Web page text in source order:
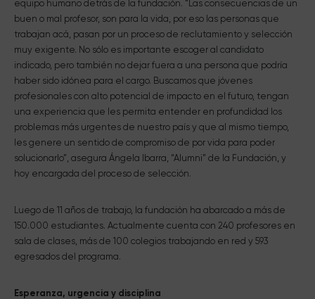
equipo humano detrás de la fundación. “Las consecuencias de un
buen o mal profesor, son para la vida, por eso las personas que
trabajan acá, pasan por un proceso de reclutamiento y selección
muy exigente. No sólo es importante escoger al candidato
indicado, pero también no dejar fuera a una persona que podría
haber sido idónea para el cargo. Buscamos que jóvenes
profesionales con alto potencial de impacto en el futuro, tengan
una experiencia que les permita entender en profundidad los
problemas más urgentes de nuestro país y que al mismo tiempo,
les genere un sentido de compromiso de por vida para poder
solucionarlo”, asegura Ángela Ibarra, “Alumni” de la Fundación, y
hoy encargada del proceso de selección.
Luego de 11 años de trabajo, la fundación ha abarcado a más de
150.000 estudiantes. Actualmente cuenta con 240 profesores en
sala de clases, más de 100 colegios trabajando en red y 593
egresados del programa.
Esperanza, urgencia y disciplina